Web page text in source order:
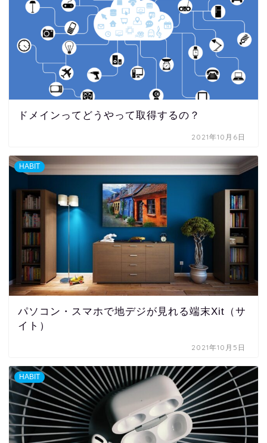
ドメインってどうやって取得するの？
2021年10月6日
HABIT
パソコン・スマホで地デジが見れる端末Xit（サ
イト）
2021年10月5日
HABIT